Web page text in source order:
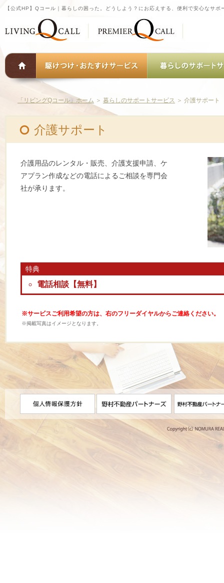
【公式HP】Qコール｜暮らしの困った。どうしよう？にお応えする、便利で安心なサポ
「リビングQコール」ホーム ＞ 暮らしのサポートサービス ＞ 介護サポート
介護サポート
介護用品のレンタル・販売、介護支援申請、ケ
アプラン作成などの電話によるご相談を専門会
社が承ります。
特典
電話相談【無料】
※サービスご利用希望の方は、右のフリーダイヤルからご連絡ください。
※掲載写真はイメージとなります。